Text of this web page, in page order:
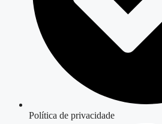
Política de privacidade